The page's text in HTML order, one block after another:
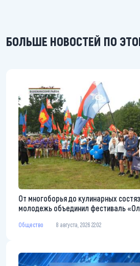
БОЛЬШЕ НОВОСТЕЙ ПО
От многоборья до кулинарных
молодежь объединил фестиваль
Общество 8 августа, 2026 22:02